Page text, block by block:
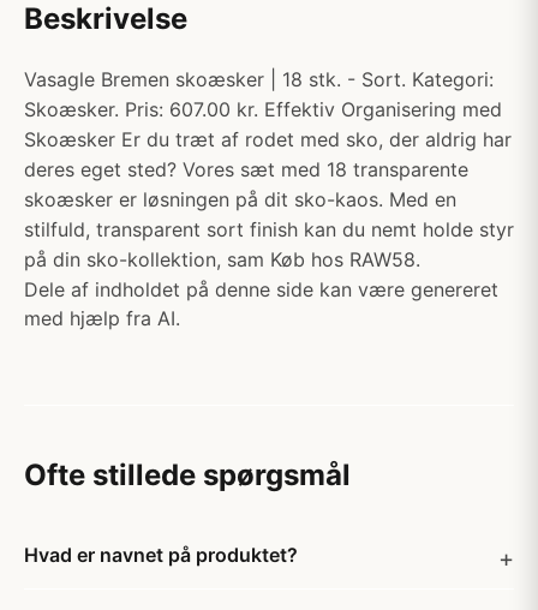
Beskrivelse
Vasagle Bremen skoæsker | 18 stk. - Sort. Kategori:
Skoæsker. Pris: 607.00 kr. Effektiv Organisering med
Skoæsker Er du træt af rodet med sko, der aldrig har
deres eget sted? Vores sæt med 18 transparente
skoæsker er løsningen på dit sko-kaos. Med en
stilfuld, transparent sort finish kan du nemt holde styr
på din sko-kollektion, sam Køb hos RAW58.
Dele af indholdet på denne side kan være genereret
med hjælp fra AI.
Ofte stillede spørgsmål
Hvad er navnet på produktet?